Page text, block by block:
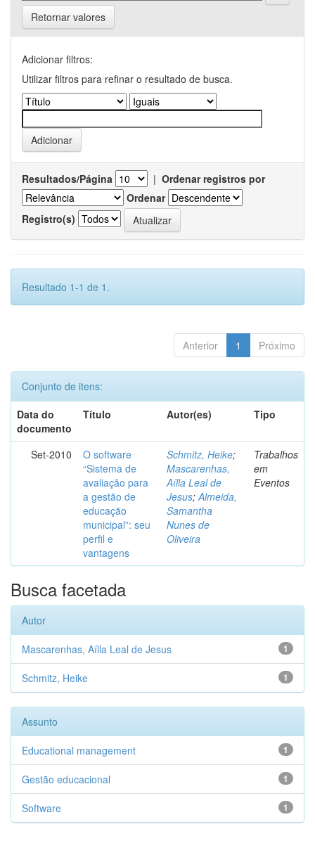
Retornar valores
Adicionar filtros:
Utilizar filtros para refinar o resultado de busca.
Resultados/Página | Ordenar registros por
Ordenar
Registro(s)
Resultado 1-1 de 1.
Anterior 1 Próximo
Conjunto de itens:
Data do
documento
Título Autor(es) Tipo
Set-2010
O software
“Sistema de
avaliação para
a gestão de
educação
municipal”: seu
perfil e
vantagens
Schmitz, Heike;
Mascarenhas,
Aílla Leal de
Jesus;Almeida,
Samantha
Nunes de
Oliveira
Trabalhos
em
Eventos
Busca facetada
Autor
1
Mascarenhas, Aílla Leal de Jesus
1
Schmitz, Heike
Assunto
1
Educational management
1
Gestão educacional
1
Software